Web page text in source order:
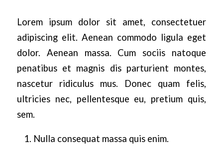
Lorem ipsum dolor sit amet, consectetuer
adipiscing elit. Aenean commodo ligula eget
dolor. Aenean massa. Cum sociis natoque
penatibus et magnis dis parturient montes,
nascetur ridiculus mus. Donec quam felis,
ultricies nec, pellentesque eu, pretium quis,
sem.
Nulla consequat massa quis enim.